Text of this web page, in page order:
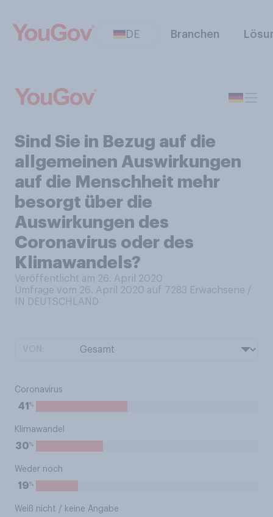
DE Branchen
Sind Sie in Bezug auf die
allgemeinen Auswirkungen
auf die Menschheit mehr
besorgt über die
Auswirkungen des
Coronavirus oder des
Klimawandels?
Veröffentlicht am 26. April 2020
Umfrage vom 26. April 2020 auf 7283 Erwachsene /
IN DEUTSCHLAND
Coronavirus
41 %
Klimawandel
30%
Weder noch
19%
Weiß nicht / keine Angabe